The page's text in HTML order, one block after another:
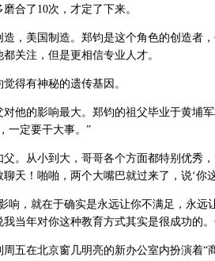
了10次，才定了下来。
美国制造。郑钧是这个角色的创造者
关注，但是更相信专业人才。
有神秘的遗传基因。
的影响最大。郑钧的祖父毕业于黄埔
一定要干大事。”
从小到大，哥哥各个方面都特别优秀，
天！啪啪，两个大嘴巴就过来了，说‘你
，就在于确实是永远让你不满足，永远
当年对你这种教育方式其实是很成功的
在北京窗几明亮的新办公室内扮演着“